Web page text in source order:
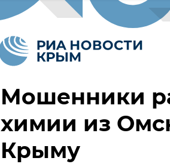
Мошенники
химии из
Крыму